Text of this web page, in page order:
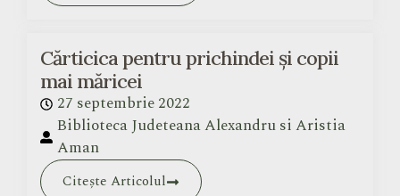
Cărticica pentru prichindei și copii
mai măricei
27 septembrie 2022
Biblioteca Judeteana Alexandru si Aristia
Aman
Citește Articolul